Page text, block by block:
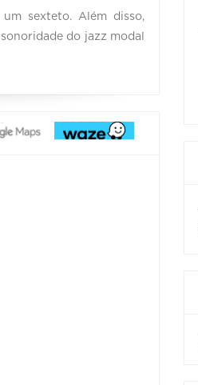
sexteto. Além disso,
do jazz modal